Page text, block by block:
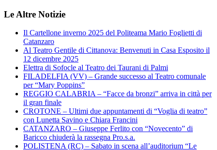
Le Altre Notizie
Il Cartellone inverno 2025 del Politeama Mario Foglietti di
Catanzaro
Al Teatro Gentile di Cittanova: Benvenuti in Casa Esposito il
12 dicembre 2025
Elettra di Sofocle al Teatro dei Taurani di Palmi
FILADELFIA (VV) – Grande successo al Teatro comunale
per “Mary Poppins”
REGGIO CALABRIA – “Facce da bronzi” arriva in città per
il gran finale
CROTONE – Ultimi due appuntamenti di “Voglia di teatro”
con Lunetta Savino e Chiara Francini
CATANZARO – Giuseppe Ferlito con “Novecento” di
Baricco chiuderà la rassegna Pro.s.a.
POLISTENA (RC) – Sabato in scena all’auditorium “Le